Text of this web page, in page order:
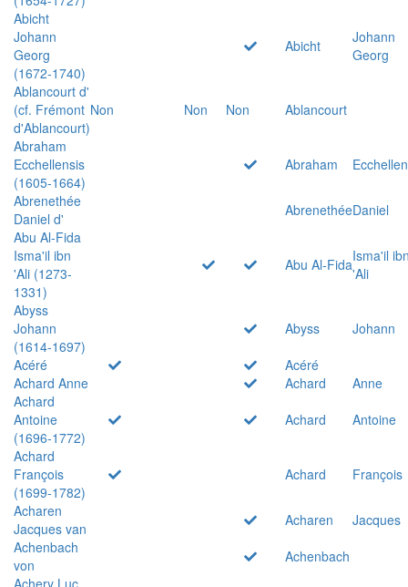
Abicht
Johann
Georg
(1672-1740)
Abicht
Johann
Georg
Ablancourt d'
(cf. Frémont
d'Ablancourt)
Non Non Non
Ablancourt
Abraham
Ecchellensis
(1605-1664)
Abraham
Abrenethée
Daniel d'
AbrenethéeDaniel
Abu Al-Fida
Isma'il ibn
'Ali (1273-
1331)
Abu Al-FidaIsma'il
'Ali
Abyss
Johann
(1614-1697)
Abyss
Johann
Acéré
Acéré
Achard Anne
Achard
Anne
Achard
Antoine
(1696-1772)
Achard
Antoine
Achard
François
(1699-1782)
Achard
François
Acharen
Jacques van
Acharen
Jacques
Achenbach
von
Achenbach
Achery Luc